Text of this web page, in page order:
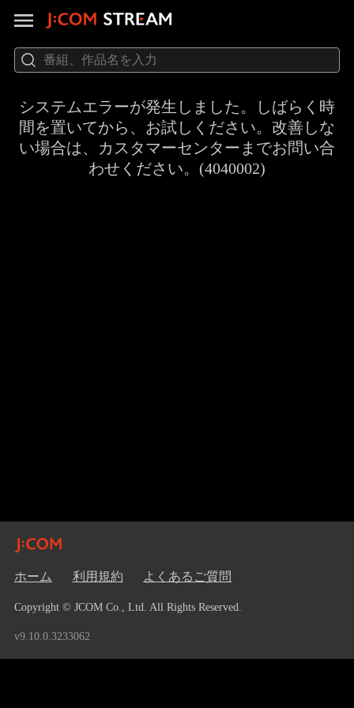
システムエラーが発生しました。しばらく時
間を置いてから、お試しください。改善しな
い場合は、カスタマーセンターまでお問い合
わせください。(4040002)
ホーム 利用規約 よくあるご質問
Copyright © JCOM Co., Ltd. All Rights Reserved.
v9.10.0.3233062